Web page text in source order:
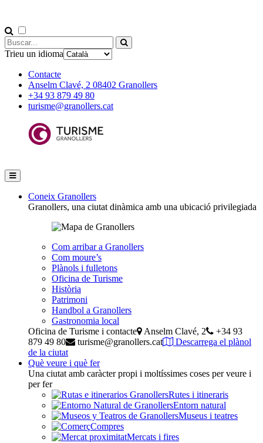
Trieu un idioma
Contacte
Anselm Clavé, 2 08402 Granollers
+34 93 879 49 80
turisme@granollers.cat
Coneix Granollers
Granollers, una ciutat dinàmica amb una ubicació privilegiada
Com arribar a Granollers
Com moure’s
Plànols i fulletons
Oficina de Turisme
Història
Patrimoni
Handbol a Granollers
Gastronomia local
Oficina de Turisme i contacte
Anselm Clavé, 2
+34 93
879 49 80
turisme@granollers.cat
Descarrega el plànol
de la ciutat
Què veure i què fer
Una ciutat amb caràcter propi i moltíssimes coses per veure i
per fer
Rutes i itineraris
Entorn natural
Museus i teatres
Compres
Mercats i fires